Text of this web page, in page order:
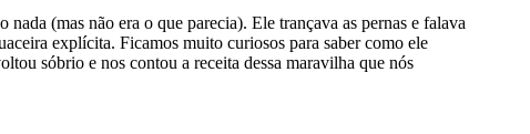
(mas não era o que parecia). Ele trançava as pernas e falava
explícita. Ficamos muito curiosos para saber como ele
sóbrio e nos contou a receita dessa maravilha que nós